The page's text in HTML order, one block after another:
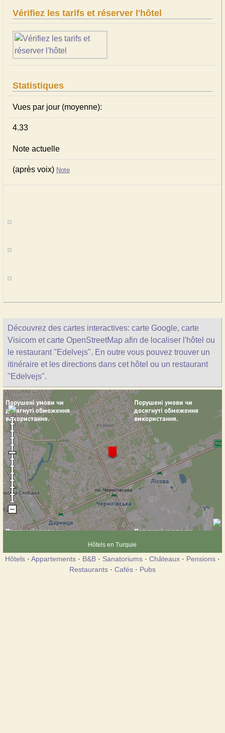
Vérifiez les tarifs et réserver l'hôtel
Statistiques
Vues par jour (moyenne):
4.33
Note actuelle
(après voix) Note
Découvrez des cartes interactives: carte Google, carte
Visicom et carte OpenStreetMap afin de localiser l'hôtel ou
le restaurant "Edelvejs". En outre vous pouvez trouver un
itinéraire et les directions dans cet hôtel ou un restaurant
"Edelvejs".
Hôtels en Turquie
Hôtels · Appartements · B&B · Sanatoriums · Châteaux · Pensions ·
Restaurants · Cafés · Pubs